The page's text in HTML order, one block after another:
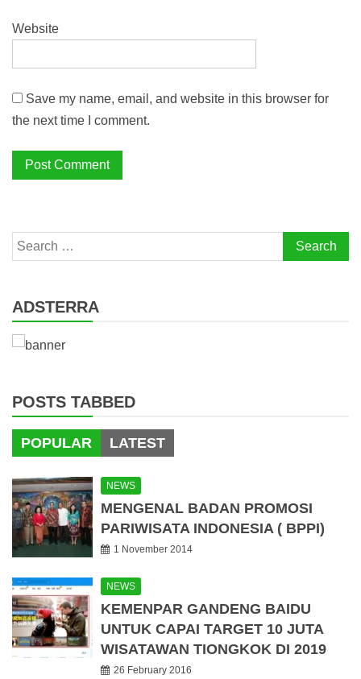
Website
Save my name, email, and website in this browser for
the next time I comment.
Search
for:
ADSTERRA
POSTS TABBED
POPULAR LATEST
NEWS
MENGENAL BADAN PROMOSI
PARIWISATA INDONESIA ( BPPI)
1 November 2014
NEWS
KEMENPAR GANDENG BAIDU
UNTUK CAPAI TARGET 10 JUTA
WISATAWAN TIONGKOK DI 2019
26 February 2016